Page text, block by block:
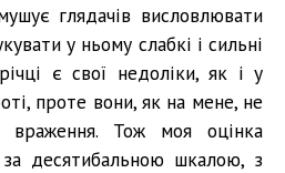
глядачів висловлювати
у ньому слабкі і сильні
є свої недоліки, як і у
проте вони, як на мене, не
враження. Тож моя оцінка
десятибальною шкалою, з